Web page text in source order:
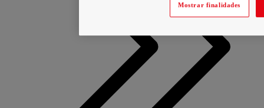
Mostrar finalidades